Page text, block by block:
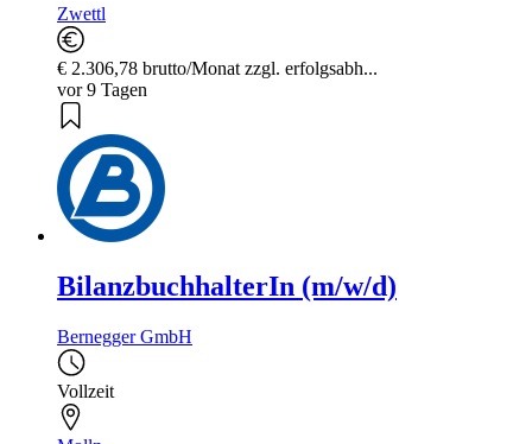
Zwettl
€ 2.306,78 brutto/Monat zzgl. erfolgsabh...
vor 9 Tagen
BilanzbuchhalterIn (m/w/d)
Bernegger GmbH
Vollzeit